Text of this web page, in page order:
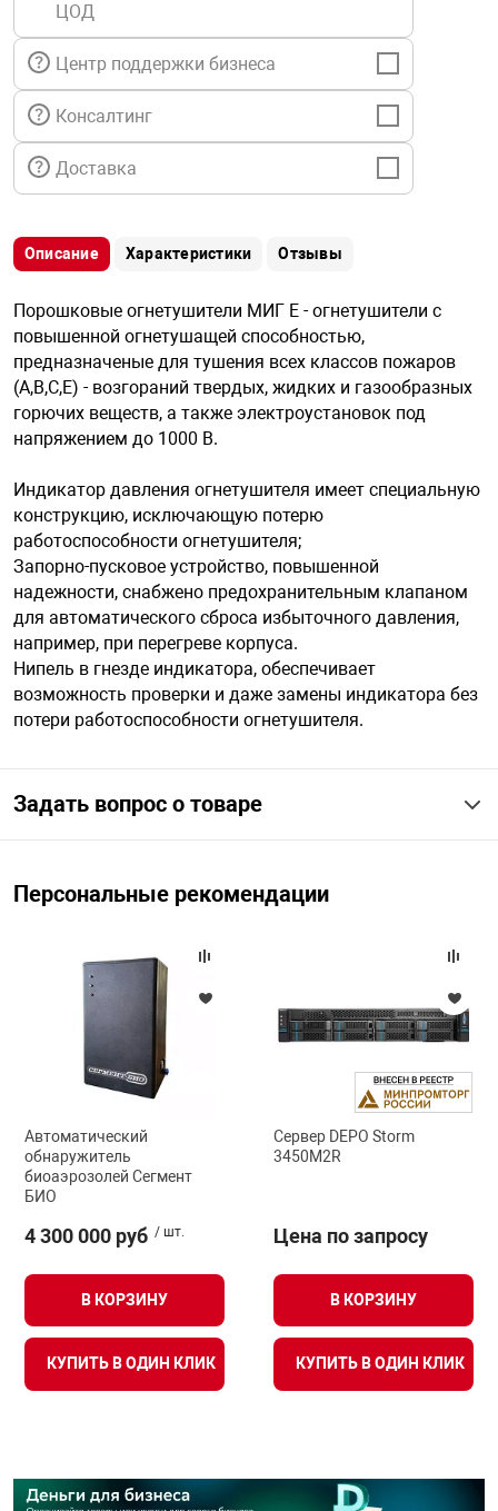
техника
автомобили
информации
средства охраны
ключи
сигнализации
безопасность
оборудование
ЦОД
Центр поддержки бизнеса
Консалтинг
Доставка
Описание Характеристики Отзывы
Порошковые огнетушители МИГ Е - огнетушители с
повышенной огнетушащей способностью,
предназначеные для тушения всех классов пожаров
(А,В,С,Е) - возгораний твердых, жидких и газообразных
горючих веществ, а также электроустановок под
напряжением до 1000 В.
Индикатор давления огнетушителя имеет специальную
конструкцию, исключающую потерю
работоспособности огнетушителя;
Запорно-пусковое устройство, повышенной
надежности, снабжено предохранительным клапаном
для автоматического сброса избыточного давления,
например, при перегреве корпуса.
Нипель в гнезде индикатора, обеспечивает
возможность проверки и даже замены индикатора без
потери работоспособности огнетушителя.
Задать вопрос о товаре
Персональные рекомендации
Автоматический
обнаружитель
биоаэрозолей Сегмент
БИО
4 300 000 руб / шт.
В КОРЗИНУ
КУПИТЬ В ОДИН КЛИК
Сервер DEPO Storm
3450M2R
Цена по запросу
В КОРЗИНУ
КУПИТЬ В ОДИН КЛИК